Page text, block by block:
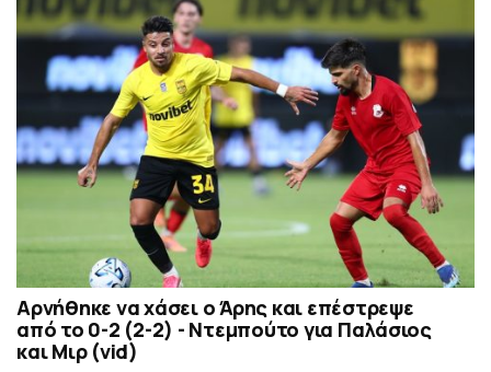
Αρνήθηκε να χάσει ο Άρης και επέστρεψε
από το 0-2 (2-2) - Ντεμπούτο για Παλάσιος
και Μιρ (vid)